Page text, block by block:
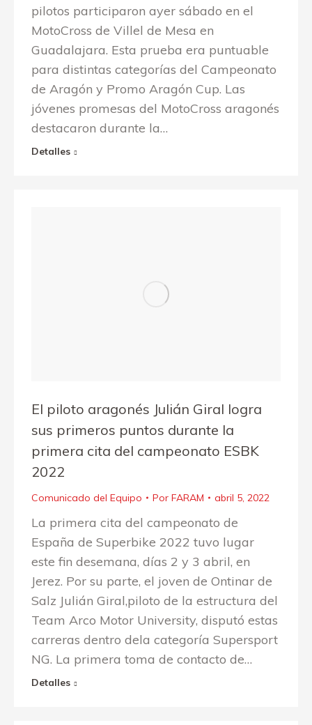
pilotos participaron ayer sábado en el
MotoCross de Villel de Mesa en
Guadalajara. Esta prueba era puntuable
para distintas categorías del Campeonato
de Aragón y Promo Aragón Cup. Las
jóvenes promesas del MotoCross aragonés
destacaron durante la…
Detalles
El piloto aragonés Julián Giral logra
sus primeros puntos durante la
primera cita del campeonato ESBK
2022
Comunicado del Equipo Por FARAM abril 5, 2022
La primera cita del campeonato de
España de Superbike 2022 tuvo lugar
este fin desemana, días 2 y 3 abril, en
Jerez. Por su parte, el joven de Ontinar de
Salz Julián Giral,piloto de la estructura del
Team Arco Motor University, disputó estas
carreras dentro dela categoría Supersport
NG. La primera toma de contacto de…
Detalles